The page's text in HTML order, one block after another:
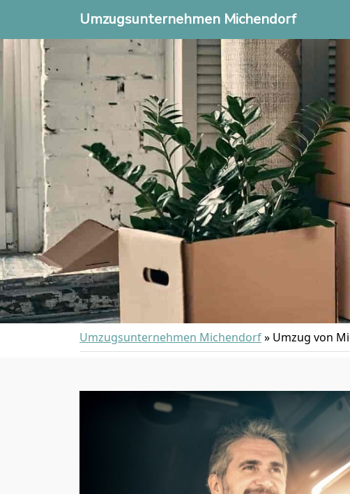
Umzugsunternehmen Michendorf
Umzugsunternehmen Michendorf» Umzug von